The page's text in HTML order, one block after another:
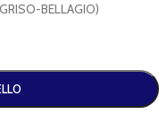
BELLAGIO)